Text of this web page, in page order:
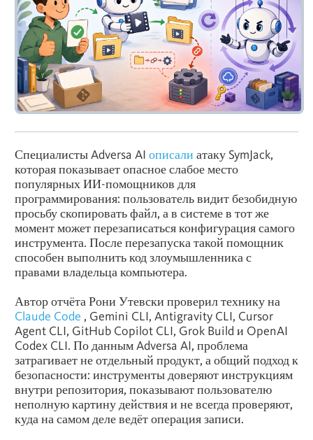
Специалисты Adversa AI описали атаку SymJack,
которая показывает опасное слабое место
популярных ИИ-помощников для
программирования: пользователь видит безобидную
просьбу скопировать файл, а в системе в тот же
момент может перезаписаться конфигурация самого
инструмента. После перезапуска такой помощник
способен выполнить код злоумышленника с
правами владельца компьютера.
Автор отчёта Рони Утевски проверил технику на
Claude Code , Gemini CLI, Antigravity CLI, Cursor
Agent CLI, GitHub Copilot CLI, Grok Build и OpenAI
Codex CLI. По данным Adversa AI, проблема
затрагивает не отдельный продукт, а общий подход к
безопасности: инструменты доверяют инструкциям
внутри репозитория, показывают пользователю
неполную картину действия и не всегда проверяют,
куда на самом деле ведёт операция записи.